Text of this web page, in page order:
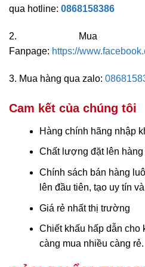
qua hotline: 0868158386
2. Mua
Fanpage: https://
3. Mua hàng qua zalo:
Cam kết của chúng tôi
Hàng chính hãng nhập
Chất lượng đặt lên hàng
Chính sách bán hàng
lên đầu tiên, tạo uy tín
Giá rẻ nhất thị trường
Chiết khấu hấp dẫn
càng mua nhiều càng rẻ.